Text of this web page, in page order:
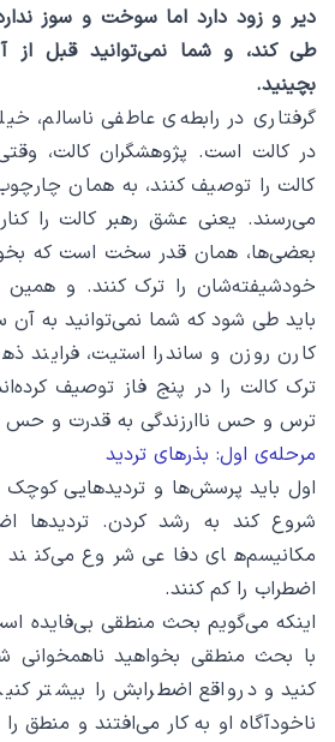
دیر و زود دارد اما سوخت و سوز
طی کند، و شما نمی‌توانید قبل از
بچینید.
گرفتاری در رابطه‌ی عاطفی ناسالم،
در کالت است. پژوهشگران کالت،
کالت را توصیف کنند، به همان
می‌رسند. یعنی عشق رهبر کالت را
بعضی‌ها، همان قدر سخت است که
خودشیفته‌شان را ترک کنند. و
باید طی شود که شما نمی‌توانید به
کارن روزن و ساندرا استیت، فرایند
ترک کالت را در پنج فاز توصیف
ترس و حس ناارزندگی به قدرت و حس
مرحله‌ی اول: بذرهای تردید
اول باید پرسش‌ها و تردیدهایی
شروع کند به رشد کردن. تردیدها
مکانیسم‌های دفاعی شروع می‌کنند
اضطراب را کم کنند.
اینکه می‌گویم بحث منطقی بی‌فایده
با بحث منطقی بخواهید ناهمخوانی
کنید و درواقع اضطرابش را بیشتر
ناخودآگاه او به کار می‌افتند و منطق